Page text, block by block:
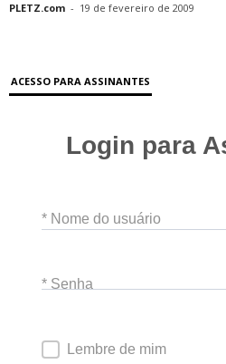
PLETZ.com - 19 de fevereiro de 2009
ACESSO PARA ASSINANTES
Login para
* Nome do usuário
* Senha
Lembre de mim